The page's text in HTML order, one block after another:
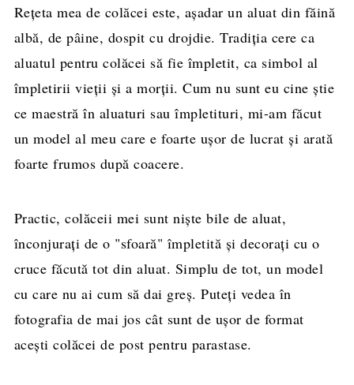
Rețeta mea de colăcei este, așadar un aluat din făină
albă, de pâine, dospit cu drojdie. Tradiția cere ca
aluatul pentru colăcei să fie împletit, ca simbol al
împletirii vieții și a morții. Cum nu sunt eu cine știe
ce maestră în aluaturi sau împletituri, mi-am făcut
un model al meu care e foarte ușor de lucrat și arată
foarte frumos după coacere.
Practic, colăceii mei sunt niște bile de aluat,
înconjurați de o "sfoară" împletită și decorați cu o
cruce făcută tot din aluat. Simplu de tot, un model
cu care nu ai cum să dai greș. Puteți vedea în
fotografia de mai jos cât sunt de ușor de format
acești colăcei de post pentru parastase.